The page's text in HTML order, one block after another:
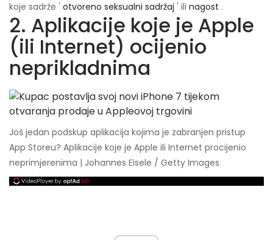
koje sadrže ' otvoreno seksualni sadržaj ' ili nagost .
2. Aplikacije koje je Apple
(ili Internet) ocijenio
neprikladnima
Još jedan podskup aplikacija kojima je zabranjen pristup
App Storeu? Aplikacije koje je Apple ili Internet procijenio
neprimjerenima | Johannes Eisele / Getty Images